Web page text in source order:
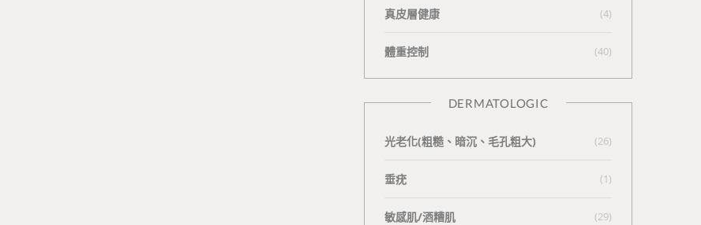
真皮層健康 (4)
體重控制 (40)
DERMATOLOGIC
光老化(粗糙、暗沉、毛孔粗大) (26)
垂疣 (1)
敏感肌/酒糟肌 (29)